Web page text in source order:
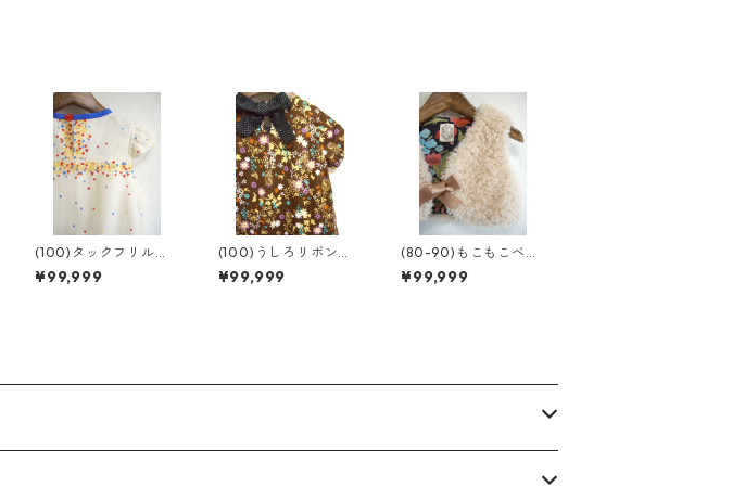
(100)タックフリルチ
ュニック
¥99,999
(100)うしろリボンチ
ュニック
¥99,999
(80-90)もこもこベス
ト
¥99,999